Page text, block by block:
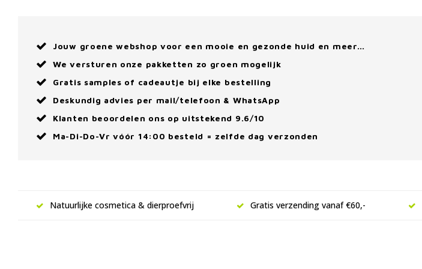
Jouw groene webshop voor een mooie en gezonde huid en meer…
We versturen onze pakketten zo groen mogelijk
Gratis samples of cadeautje bij elke bestelling
Deskundig advies per mail/telefoon & WhatsApp
Klanten beoordelen ons op uitstekend 9.6/10
Ma-Di-Do-Vr vóór 14:00 besteld = zelfde dag verzonden
Natuurlijke cosmetica & dierproefvrij Gratis verzending vanaf €60,-